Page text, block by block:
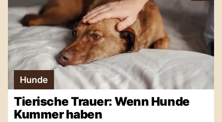
Hunde
Tierische Trauer: Wenn Hunde
Kummer haben